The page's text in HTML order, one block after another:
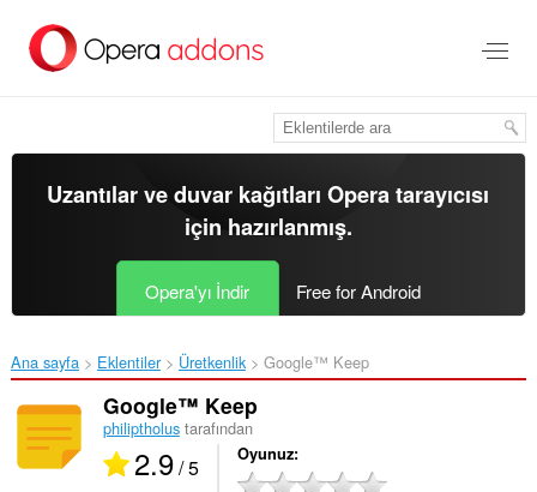
içeriğe
Uzantılar ve duvar kağıtlarıOpera tarayıcısı
için hazırlanmış.
Opera'yı İndir Free for Android
Ana sayfa Eklentiler Üretkenlik Google™ Keep‎
Google™ Keep
philiptholustarafından
2.9/ 5 Oyunuz